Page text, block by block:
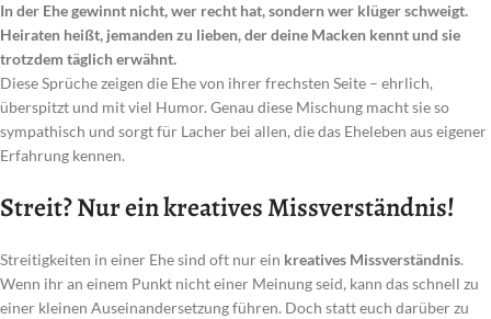
In der Ehe gewinnt nicht, wer recht hat, sondern wer klüger schweigt.
Heiraten heißt, jemanden zu lieben, der deine Macken kennt und sie
trotzdem täglich erwähnt.
Diese Sprüche zeigen die Ehe von ihrer frechsten Seite – ehrlich,
überspitzt und mit viel Humor. Genau diese Mischung macht sie so
sympathisch und sorgt für Lacher bei allen, die das Eheleben aus eigener
Erfahrung kennen.
Streit? Nur ein kreatives Missverständnis!
Streitigkeiten in einer Ehe sind oft nur ein kreatives Missverständnis.
Wenn ihr an einem Punkt nicht einer Meinung seid, kann das schnell zu
einer kleinen Auseinandersetzung führen. Doch statt euch darüber zu